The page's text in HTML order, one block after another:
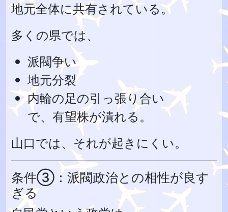
地元全体に共有されている。
多くの県では、
派閥争い
地元分裂
内輪の足の引っ張り合い
で、有望株が潰れる。
山口では、それが起きにくい。
条件③：派閥政治との相性が良す
ぎる